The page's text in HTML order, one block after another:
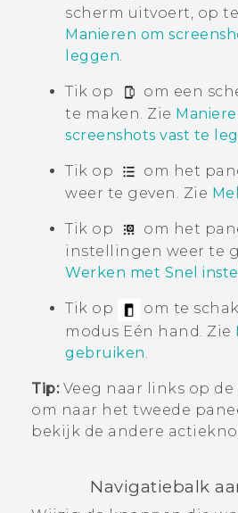
scherm uitvoert, op
Manieren om
leggen
Tik op
om een
te maken. Zie
screenshots vast te
Tik op
om het
weer te geven. Zie
Tik op
om het
instellingen weer te
Werken met Snel
Tik op
om te
modus Eén hand. Zie
gebruiken
Tip:Veeg naar links op de
om naar het tweede
bekijk de andere
Navigatiebalk